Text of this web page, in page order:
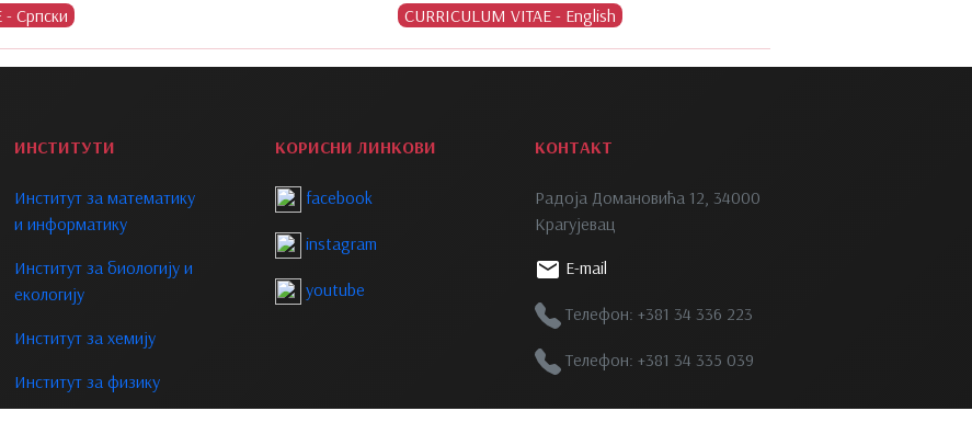
ИНСТИТУТИ
Институт за математику
и информатику
Институт за биологију и
екологију
Институт за хемију
Институт за физику
КОРИСНИ ЛИНКОВИ
facebook
instagram
youtube
КОНТАКТ
Радоја Домановића 12, 34000
Крагујевац
E-mail
Телефон: +381 34 336 223
Телефон: +381 34 335 039